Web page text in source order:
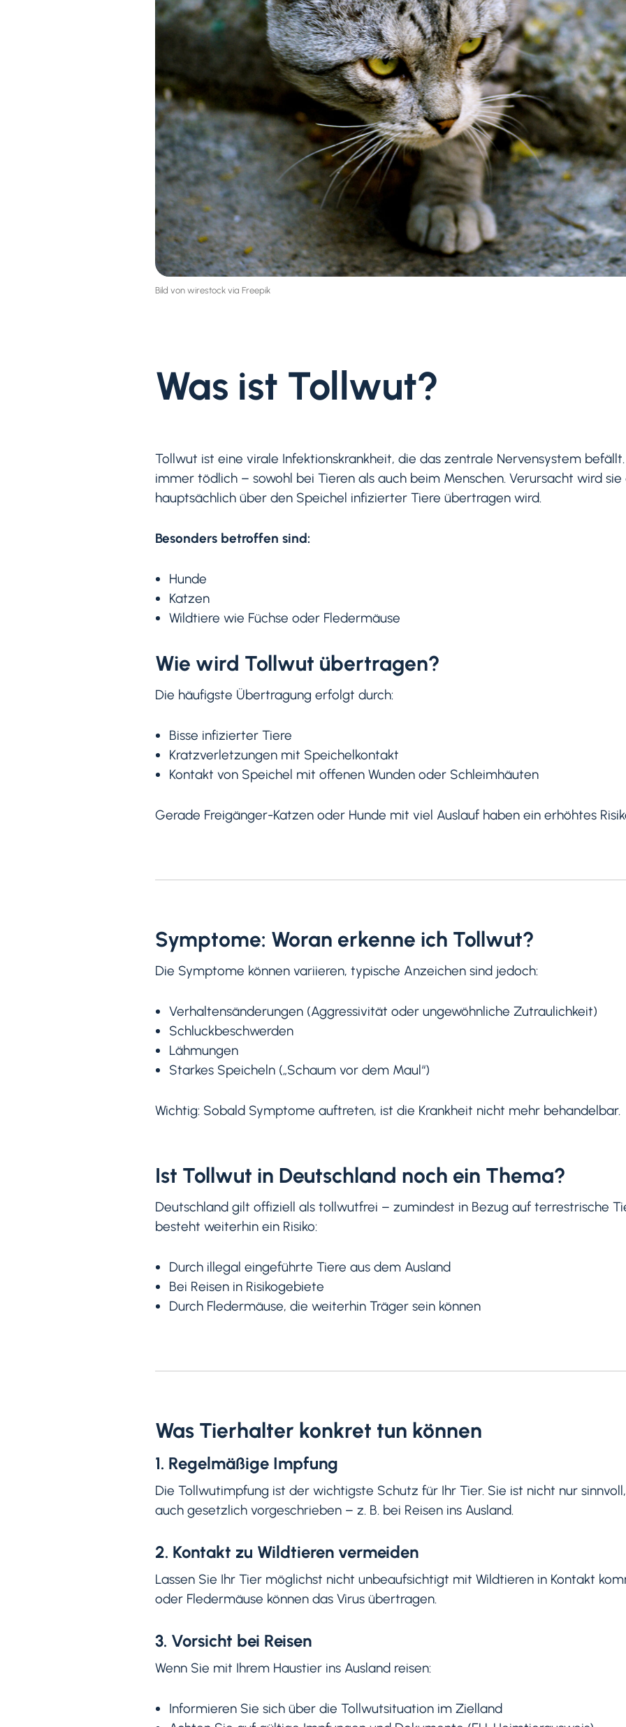
Bild von wirestock via Freepik
Was ist Tollwut?
Tollwut ist eine virale Infektionskrankheit, die das zentrale Nervensystem
immer tödlich – sowohl bei Tieren als auch beim Menschen. Verursacht wird sie
hauptsächlich über den Speichel infizierter Tiere übertragen wird.
Besonders betroffen sind:
Hunde
Katzen
Wildtiere wie Füchse oder Fledermäuse
Wie wird Tollwut übertragen?
Die häufigste Übertragung erfolgt durch:
Bisse infizierter Tiere
Kratzverletzungen mit Speichelkontakt
Kontakt von Speichel mit offenen Wunden oder Schleimhäuten
Gerade Freigänger-Katzen oder Hunde mit viel Auslauf haben ein erhöhtes
Symptome: Woran erkenne ich Tollwut?
Die Symptome können variieren, typische Anzeichen sind jedoch:
Verhaltensänderungen (Aggressivität oder ungewöhnliche Zutraulichkeit)
Schluckbeschwerden
Lähmungen
Starkes Speicheln („Schaum vor dem Maul“)
Wichtig: Sobald Symptome auftreten, ist die Krankheit nicht mehr behandelbar.
Ist Tollwut in Deutschland noch ein Thema?
Deutschland gilt offiziell als tollwutfrei – zumindest in Bezug auf terrestrische
besteht weiterhin ein Risiko:
Durch illegal eingeführte Tiere aus dem Ausland
Bei Reisen in Risikogebiete
Durch Fledermäuse, die weiterhin Träger sein können
Was Tierhalter konkret tun können
1. Regelmäßige Impfung
Die Tollwutimpfung ist der wichtigste Schutz für Ihr Tier. Sie ist nicht nur
auch gesetzlich vorgeschrieben – z. B. bei Reisen ins Ausland.
2. Kontakt zu Wildtieren vermeiden
Lassen Sie Ihr Tier möglichst nicht unbeaufsichtigt mit Wildtieren in Kontakt
oder Fledermäuse können das Virus übertragen.
3. Vorsicht bei Reisen
Wenn Sie mit Ihrem Haustier ins Ausland reisen:
Informieren Sie sich über die Tollwutsituation im Zielland